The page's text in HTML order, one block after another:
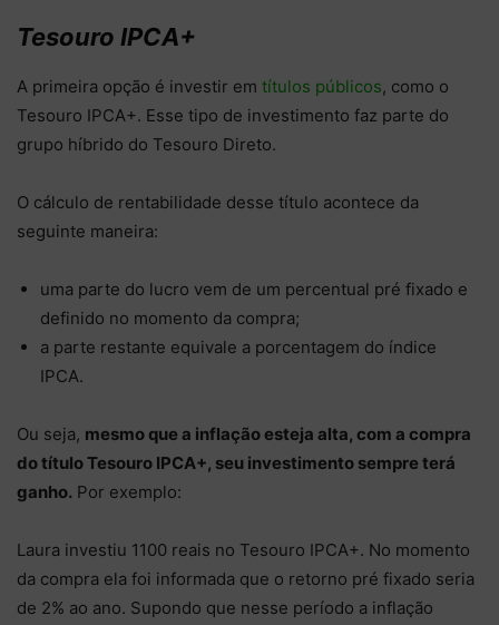
Tesouro IPCA+
A primeira opção é investir em títulos públicos, como o
Tesouro IPCA+. Esse tipo de investimento faz parte do
grupo híbrido do Tesouro Direto.
O cálculo de rentabilidade desse título acontece da
seguinte maneira:
uma parte do lucro vem de um percentual pré fixado e
definido no momento da compra;
a parte restante equivale a porcentagem do índice
IPCA.
Ou seja, mesmo que a inflação esteja alta, com a compra
do título Tesouro IPCA+, seu investimento sempre terá
ganho. Por exemplo:
Laura investiu 1100 reais no Tesouro IPCA+. No momento
da compra ela foi informada que o retorno pré fixado seria
de 2% ao ano. Supondo que nesse período a inflação